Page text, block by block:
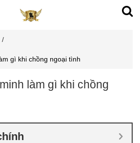
/
gì khi chồng ngoại tình
làm gì khi chồng